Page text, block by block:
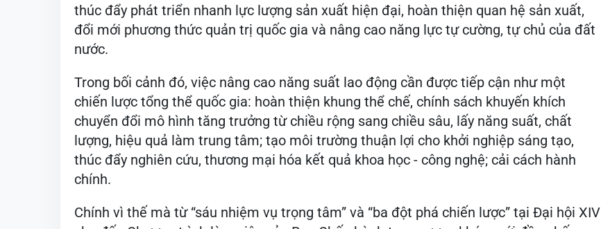
thúc đẩy phát triển nhanh lực lượng sản xuất hiện đại, hoàn thiện quan hệ sản xuất,
đổi mới phương thức quản trị quốc gia và nâng cao năng lực tự cường, tự chủ của đất
nước.
Trong bối cảnh đó, việc nâng cao năng suất lao động cần được tiếp cận như một
chiến lược tổng thể quốc gia: hoàn thiện khung thể chế, chính sách khuyến khích
chuyển đổi mô hình tăng trưởng từ chiều rộng sang chiều sâu, lấy năng suất, chất
lượng, hiệu quả làm trung tâm; tạo môi trường thuận lợi cho khởi nghiệp sáng tạo,
thúc đẩy nghiên cứu, thương mại hóa kết quả khoa học - công nghệ; cải cách hành
chính.
Chính vì thế mà từ “sáu nhiệm vụ trọng tâm” và “ba đột phá chiến lược” tại Đại hội XIV